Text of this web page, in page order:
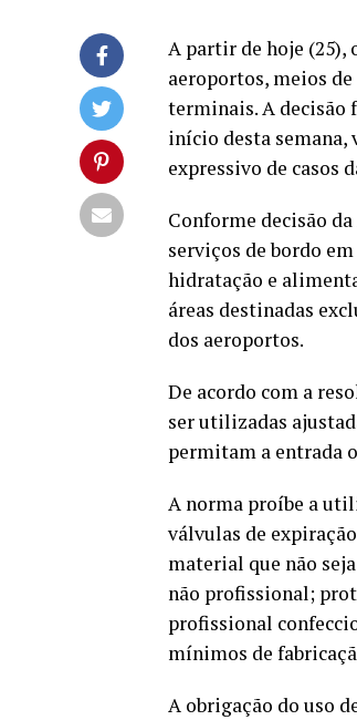
A partir de hoje (25),
aeroportos, meios
terminais. A decisão
início desta semana,
expressivo de casos
Conforme decisão
serviços de bordo
hidratação e
áreas destinadas
dos aeroportos.
De acordo com a
ser utilizadas
permitam a entrada
A norma proíbe a
válvulas de
material que não
não profissional;
profissional
mínimos de
A obrigação do uso